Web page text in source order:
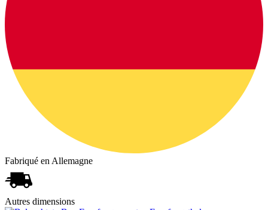
Fabriqué en Allemagne
Autres dimensions